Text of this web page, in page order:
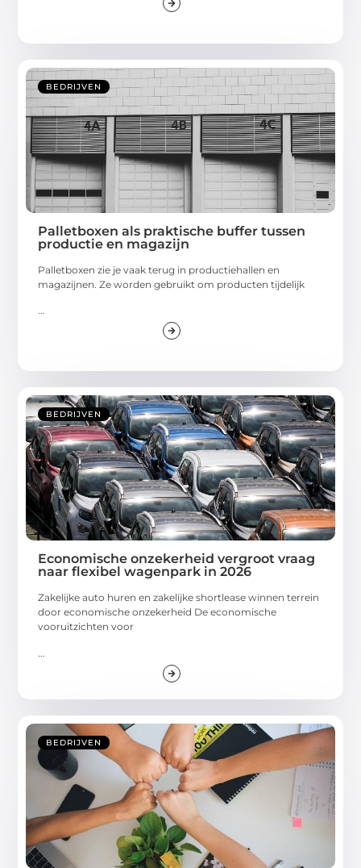
BEDRIJVEN
Palletboxen als praktische buffer tussen
productie en magazijn
Palletboxen zie je vaak terug in productiehallen en
magazijnen. Ze worden gebruikt om producten tijdelijk
...
BEDRIJVEN
Economische onzekerheid vergroot vraag
naar flexibel wagenpark in 2026
Zakelijke auto huren en zakelijke shortlease winnen terrein
door economische onzekerheid De economische
vooruitzichten voor
BEDRIJVEN